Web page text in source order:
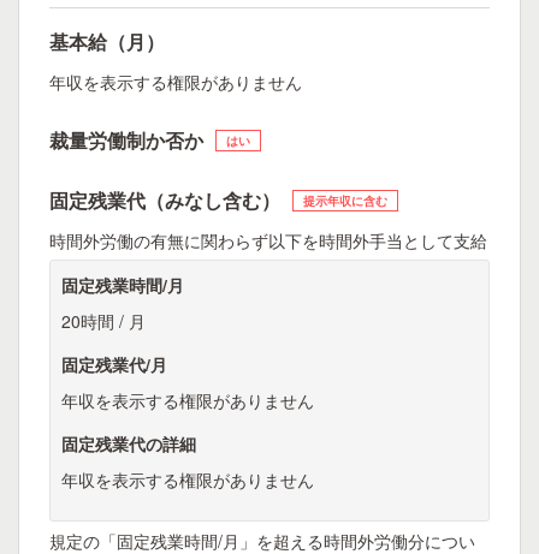
基本給（月）
年収を表示する権限がありません
裁量労働制か否か はい
固定残業代（みなし含む） 提示年収に含む
時間外労働の有無に関わらず以下を時間外手当として支給
固定残業時間/月
20時間 / 月
固定残業代/月
年収を表示する権限がありません
固定残業代の詳細
年収を表示する権限がありません
規定の「固定残業時間/月」を超える時間外労働分につい